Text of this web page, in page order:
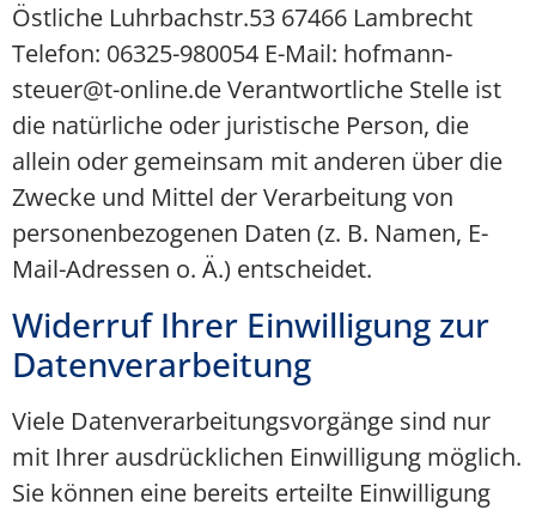
Östliche Luhrbachstr.53 67466 Lambrecht
Telefon: 06325-980054 E-Mail: hofmann-
steuer@t-online.de Verantwortliche Stelle ist
die natürliche oder juristische Person, die
allein oder gemeinsam mit anderen über die
Zwecke und Mittel der Verarbeitung von
personenbezogenen Daten (z. B. Namen, E-
Mail-Adressen o. Ä.) entscheidet.
Widerruf Ihrer Einwilligung zur
Datenverarbeitung
Viele Datenverarbeitungsvorgänge sind nur
mit Ihrer ausdrücklichen Einwilligung möglich.
Sie können eine bereits erteilte Einwilligung